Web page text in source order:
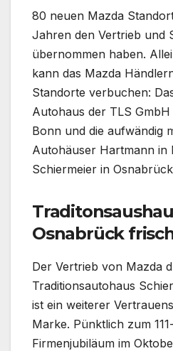
80 neuen Mazda
Jahren den Vertrieb und
übernommen haben.
kann das Mazda
Standorte verbuchen:
Autohaus der TLS
Bonn und die aufwändig
Autohäuser Hartmann in
Schiermeier in
Osnabrück
Der Vertrieb von Mazda
Traditionsautohaus
ist ein weiterer
Marke. Pünktlich zum
Firmenjubiläum im